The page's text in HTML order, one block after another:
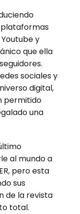
y
que ella
sociales y
digital,
permitido
una
al mundo a
pero esta
sus
de la revista
total.